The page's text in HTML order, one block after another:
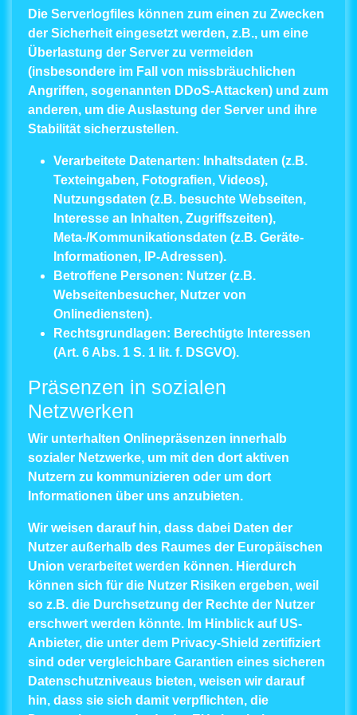
Die Serverlogfiles können zum einen zu Zwecken
der Sicherheit eingesetzt werden, z.B., um eine
Überlastung der Server zu vermeiden
(insbesondere im Fall von missbräuchlichen
Angriffen, sogenannten DDoS-Attacken) und zum
anderen, um die Auslastung der Server und ihre
Stabilität sicherzustellen.
Verarbeitete Datenarten: Inhaltsdaten (z.B.
Texteingaben, Fotografien, Videos),
Nutzungsdaten (z.B. besuchte Webseiten,
Interesse an Inhalten, Zugriffszeiten),
Meta-/Kommunikationsdaten (z.B. Geräte-
Informationen, IP-Adressen).
Betroffene Personen: Nutzer (z.B.
Webseitenbesucher, Nutzer von
Onlinediensten).
Rechtsgrundlagen: Berechtigte Interessen
(Art. 6 Abs. 1 S. 1 lit. f. DSGVO).
Präsenzen in sozialen
Netzwerken
Wir unterhalten Onlinepräsenzen innerhalb
sozialer Netzwerke, um mit den dort aktiven
Nutzern zu kommunizieren oder um dort
Informationen über uns anzubieten.
Wir weisen darauf hin, dass dabei Daten der
Nutzer außerhalb des Raumes der Europäischen
Union verarbeitet werden können. Hierdurch
können sich für die Nutzer Risiken ergeben, weil
so z.B. die Durchsetzung der Rechte der Nutzer
erschwert werden könnte. Im Hinblick auf US-
Anbieter, die unter dem Privacy-Shield zertifiziert
sind oder vergleichbare Garantien eines sicheren
Datenschutzniveaus bieten, weisen wir darauf
hin, dass sie sich damit verpflichten, die